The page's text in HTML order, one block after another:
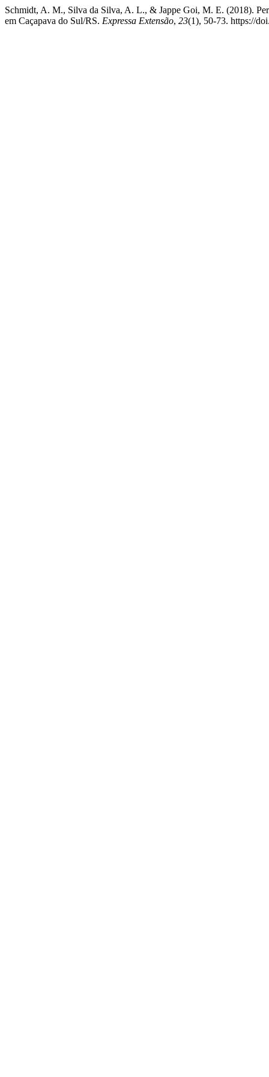
Schmidt, A. M., Silva da Silva, A. L., & Jappe Goi, M. E. (2018).
em Caçapava do Sul/RS. Expressa Extensão, 23(1), 50-73. https://